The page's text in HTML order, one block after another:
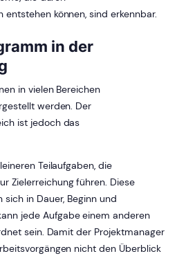
entstehen können, sind erkennbar.
in der
in vielen Bereichen
werden. Der
ist jedoch das
Teilaufgaben, die
Zielerreichung führen. Diese
in Dauer, Beginn und
jede Aufgabe einem anderen
sein. Damit der Projektmanager
nicht den Überblick